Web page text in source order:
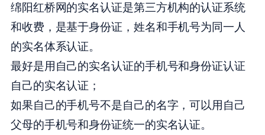
绵阳红桥网的实名认证是第三方机构的认证系统
和收费，是基于身份证，姓名和手机号为同一人
的实名体系认证。
最好是用自己的实名认证的手机号和身份证认证
自己的实名认证；
如果自己的手机号不是自己的名字，可以用自己
父母的手机号和身份证统一的实名认证。